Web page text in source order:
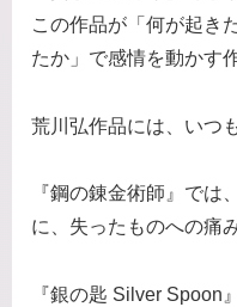
この作品が「何が起き
たか」で感情を動かす
荒川弘作品には、いつ
『鋼の錬金術師』では
に、失ったものへの痛
『銀の匙 Silver Spoon